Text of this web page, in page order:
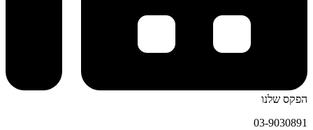
הפקס שלנו
03-9030891